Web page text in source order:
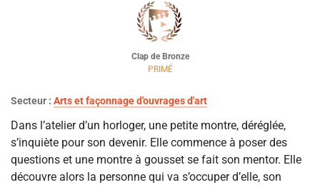
Clap de Bronze
PRIMÉ
Secteur : Arts et façonnage d'ouvrages d'art
Dans l’atelier d’un horloger, une petite montre, déréglée,
s’inquiète pour son devenir. Elle commence à poser des
questions et une montre à gousset se fait son mentor. Elle
découvre alors la personne qui va s’occuper d’elle, son